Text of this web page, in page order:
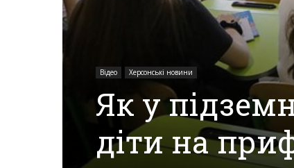
Події
Херсон,
Херсонські
Відео Херсонські новини
Як у
діти на